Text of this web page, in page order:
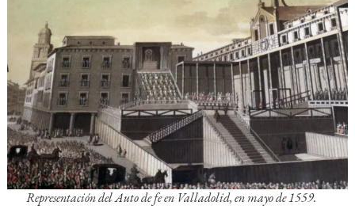
Representación delAuto de feen Valladolid, en mayo de 1559.